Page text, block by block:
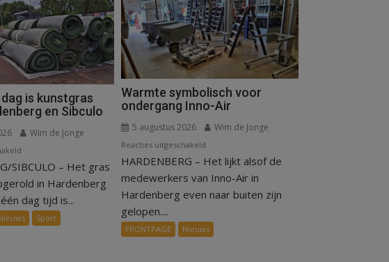
is kunstgras
en Sibculo
Wim de Jonge
Binnen
een
dag
is
kunstgras
SIBCULO – Het gras
in Hardenberg
dag tijd is...
Sport
Warmte symbolisch voor
ondergang Inno-Air
5 augustus 2026 Wim de Jonge
Reacties uitgeschakeld
Warmte
symbolisch
Inno-
Air
HARDENBERG – Het lijkt alsof de
medewerkers van Inno-Air in
Hardenberg even naar buiten zijn
gelopen....
FRONTPAGE Nieuws